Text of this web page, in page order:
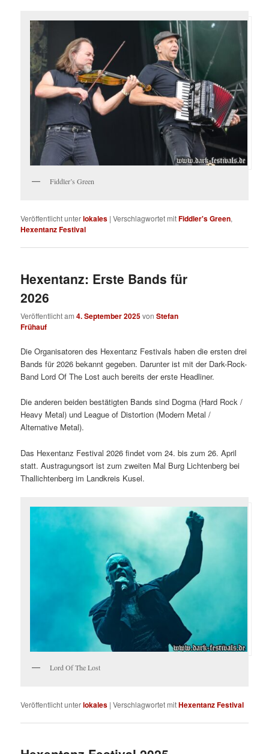
Fiddler’s Green
Veröffentlicht unterlokales |Verschlagwortet mitFiddler's Green,
Hexentanz Festival
Hexentanz: Erste Bands für
2026
Veröffentlicht am4. September 2025vonStefan
Frühauf
Die Organisatoren des Hexentanz Festivals haben die ersten drei
Bands für 2026 bekannt gegeben. Darunter ist mit der Dark-Rock-
Band Lord Of The Lost auch bereits der erste Headliner.
Die anderen beiden bestätigten Bands sind Dogma (Hard Rock /
Heavy Metal) und League of Distortion (Modern Metal /
Alternative Metal).
Das Hexentanz Festival 2026 findet vom 24. bis zum 26. April
statt. Austragungsort ist zum zweiten Mal Burg Lichtenberg bei
Thallichtenberg im Landkreis Kusel.
Lord Of The Lost
Veröffentlicht unterlokales |Verschlagwortet mitHexentanz Festival